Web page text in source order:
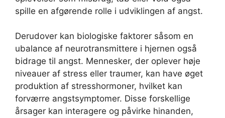
spille en afgørende rolle i udviklingen af angst.
Derudover kan biologiske faktorer såsom en
ubalance af neurotransmittere i hjernen også
bidrage til angst. Mennesker, der oplever høje
niveauer af stress eller traumer, kan have øget
produktion af stresshormoner, hvilket kan
forværre angstsymptomer. Disse forskellige
årsager kan interagere og påvirke hinanden,